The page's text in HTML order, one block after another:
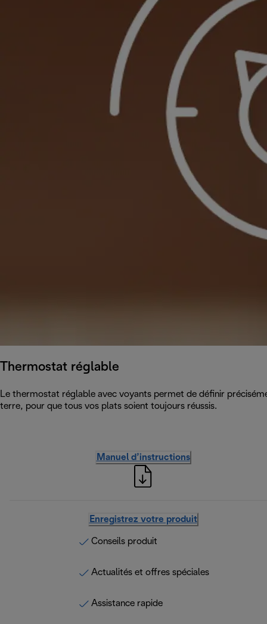
Thermostat réglable
Le thermostat réglable avec voyants permet de définir
terre, pour que tous vos plats soient toujours réussis.
Manuel d’instructions
Enregistrez votre produit
Conseils produit
Actualités et offres spéciales
Assistance rapide